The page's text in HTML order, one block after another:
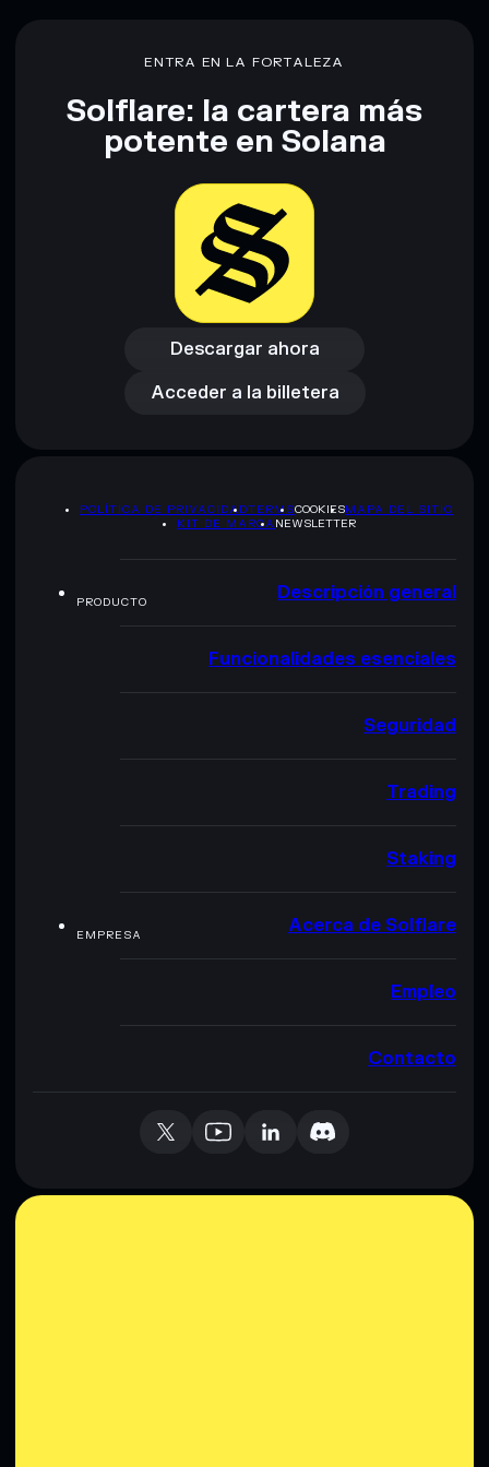
financiero. Investiga siempre por tu cuenta. Datos
ENTRA EN LA FORTALEZA
Solflare: la cartera más
potente en Solana
Descargar ahora
Descargar ahora
Acceder a la billetera
Acceder a la billetera
POLÍTICA DE PRIVACIDADTERMSCOOKIESMAPA DEL SITIO
KIT DE MARCA NEWSLETTER
PRODUCTO Descripción general
Funcionalidades esenciales
Seguridad
Trading
Staking
EMPRESA Acerca de Solflare
Empleo
Contacto